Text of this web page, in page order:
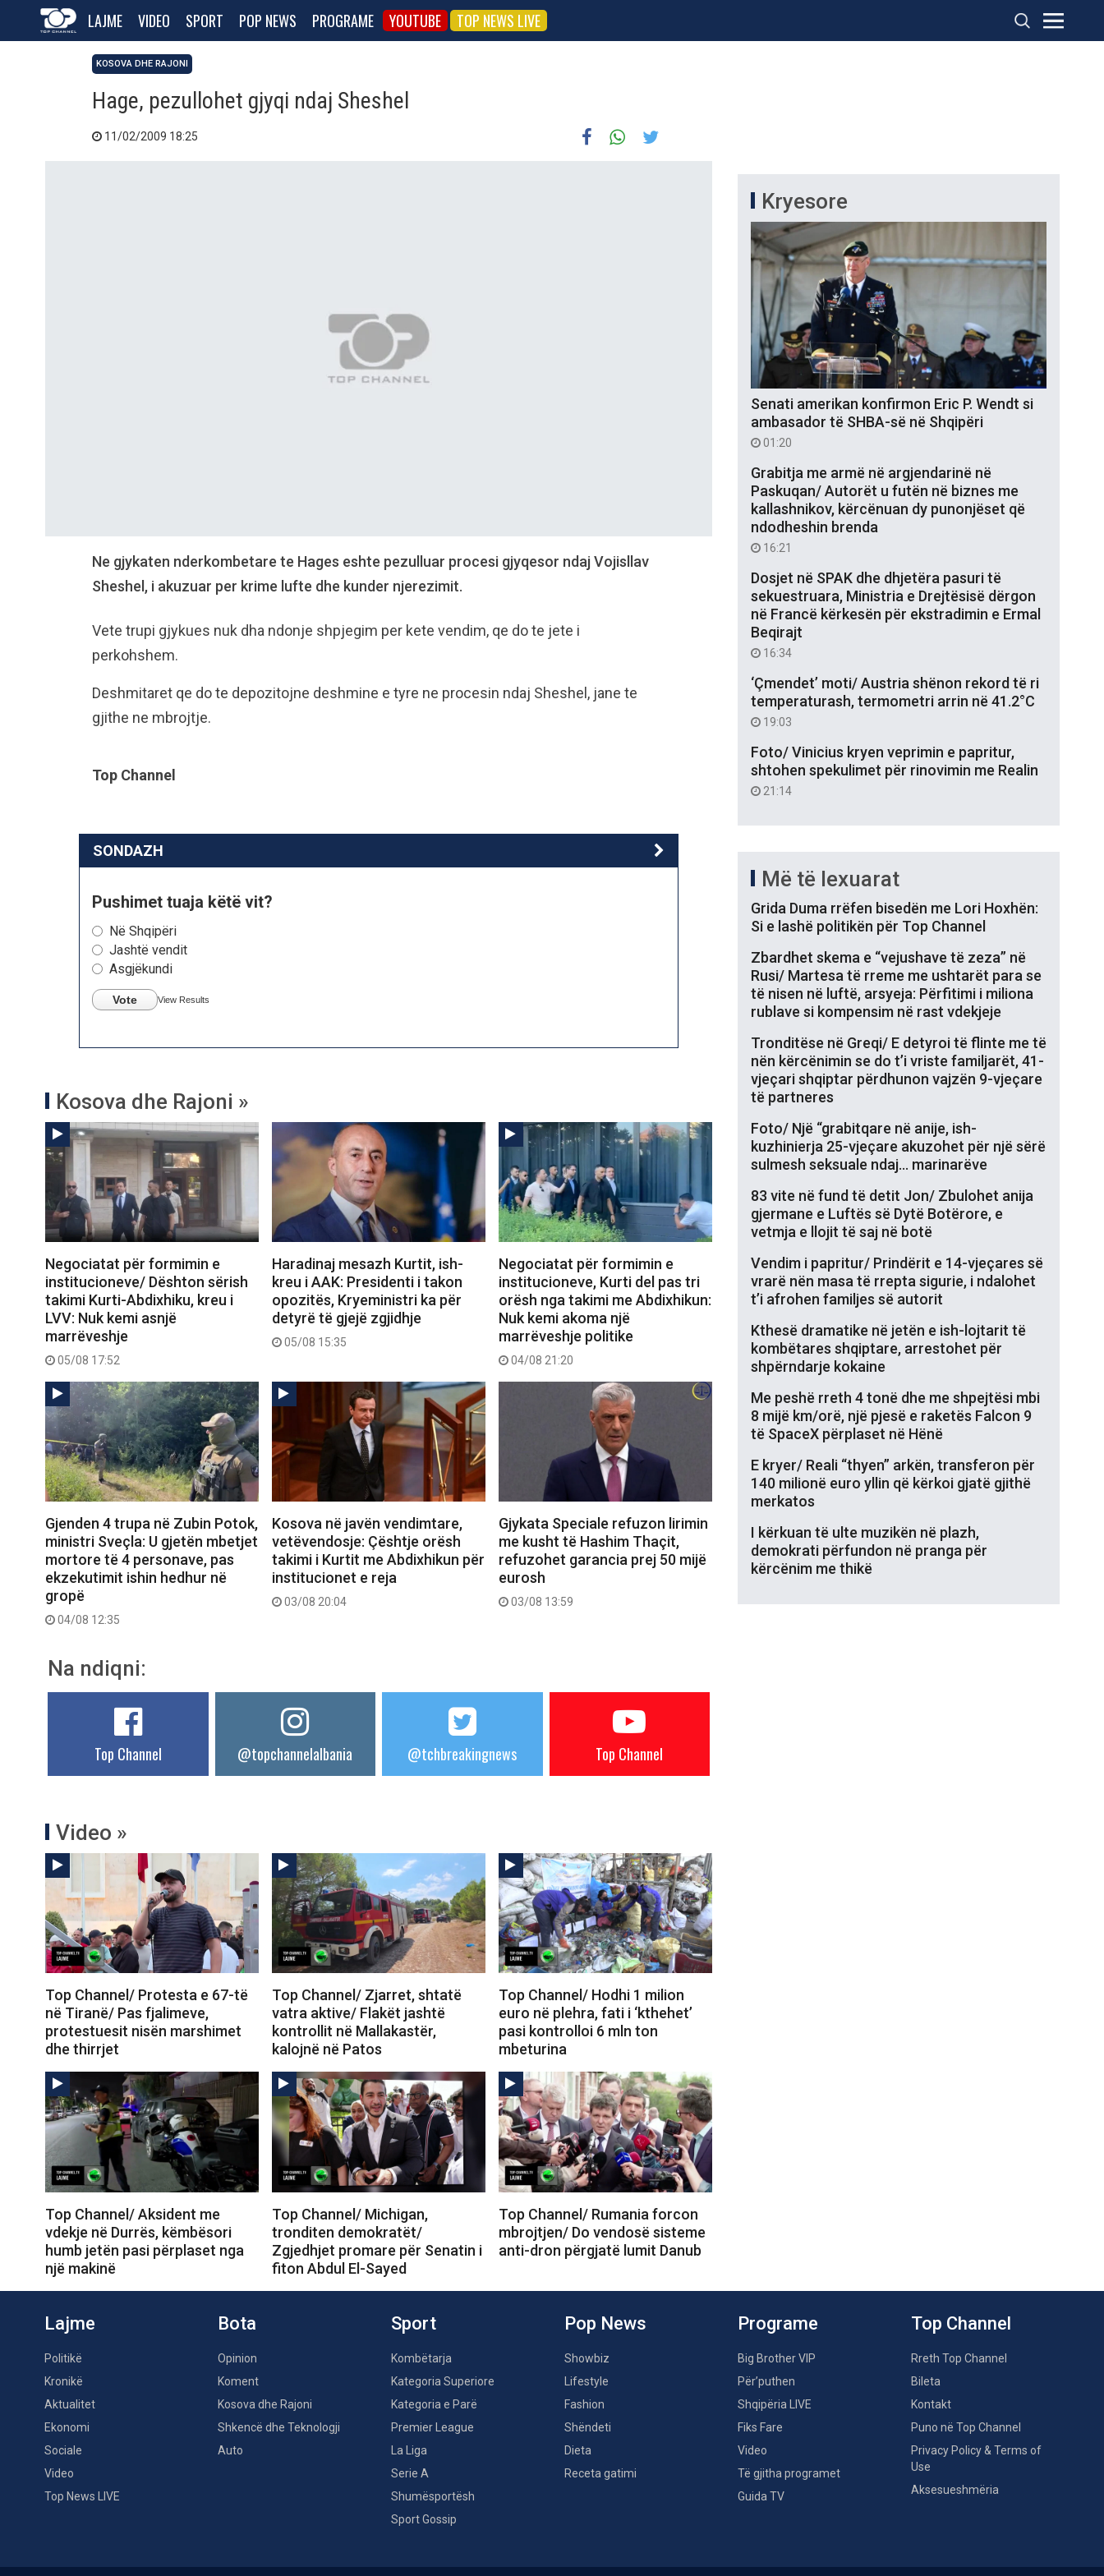
LAJME VIDEO SPORT POP NEWS PROGRAME YOUTUBE TOP NEWS LIVE
KOSOVA DHE RAJONI
Hage, pezullohet gjyqi ndaj Sheshel
11/02/2009 18:25
Ne gjykaten nderkombetare te Hages eshte pezulluar procesi gjyqesor ndaj Vojisllav
Sheshel, i akuzuar per krime lufte dhe kunder njerezimit.
Vete trupi gjykues nuk dha ndonje shpjegim per kete vendim, qe do te jete i
perkohshem.
Deshmitaret qe do te depozitojne deshmine e tyre ne procesin ndaj Sheshel, jane te
gjithe ne mbrojtje.
Top Channel
SONDAZH
Pushimet tuaja këtë vit?
Në Shqipëri
Jashtë vendit
Asgjëkundi
Vote View Results
Kosova dhe Rajoni »
Negociatat për formimin e
institucioneve/ Dështon sërish
takimi Kurti-Abdixhiku, kreu i
LVV: Nuk kemi asnjë
marrëveshje
05/08 17:52
Haradinaj mesazh Kurtit, ish-
kreu i AAK: Presidenti i takon
opozitës, Kryeministri ka për
detyrë të gjejë zgjidhje
05/08 15:35
Negociatat për formimin e
institucioneve, Kurti del pas tri
orësh nga takimi me Abdixhikun:
Nuk kemi akoma një
marrëveshje politike
04/08 21:20
Gjenden 4 trupa në Zubin Potok,
ministri Sveçla: U gjetën mbetjet
mortore të 4 personave, pas
ekzekutimit ishin hedhur në
gropë
04/08 12:35
Kosova në javën vendimtare,
vetëvendosje: Çështje orësh
takimi i Kurtit me Abdixhikun për
institucionet e reja
03/08 20:04
Gjykata Speciale refuzon lirimin
me kusht të Hashim Thaçit,
refuzohet garancia prej 50 mijë
eurosh
03/08 13:59
Na ndiqni:
Top Channel @topchannelalbania @tchbreakingnews Top Channel
Video »
Top Channel/ Protesta e 67-të
në Tiranë/ Pas fjalimeve,
protestuesit nisën marshimet
dhe thirrjet
Top Channel/ Zjarret, shtatë
vatra aktive/ Flakët jashtë
kontrollit në Mallakastër,
kalojnë në Patos
Top Channel/ Hodhi 1 milion
euro në plehra, fati i ‘kthehet’
pasi kontrolloi 6 mln ton
mbeturina
Top Channel/ Aksident me
vdekje në Durrës, këmbësori
humb jetën pasi përplaset nga
një makinë
Top Channel/ Michigan,
tronditen demokratët/
Zgjedhjet promare për Senatin i
fiton Abdul El-Sayed
Top Channel/ Rumania forcon
mbrojtjen/ Do vendosë sisteme
anti-dron përgjatë lumit Danub
Kryesore
Senati amerikan konfirmon Eric P. Wendt si
ambasador të SHBA-së në Shqipëri
01:20
Grabitja me armë në argjendarinë në
Paskuqan/ Autorët u futën në biznes me
kallashnikov, kërcënuan dy punonjëset që
ndodheshin brenda
16:21
Dosjet në SPAK dhe dhjetëra pasuri të
sekuestruara, Ministria e Drejtësisë dërgon
në Francë kërkesën për ekstradimin e Ermal
Beqirajt
16:34
‘Çmendet’ moti/ Austria shënon rekord të ri
temperaturash, termometri arrin në 41.2°C
19:03
Foto/ Vinicius kryen veprimin e papritur,
shtohen spekulimet për rinovimin me Realin
21:14
Më të lexuarat
Grida Duma rrëfen bisedën me Lori Hoxhën:
Si e lashë politikën për Top Channel
Zbardhet skema e “vejushave të zeza” në
Rusi/ Martesa të rreme me ushtarët para se
të nisen në luftë, arsyeja: Përfitimi i miliona
rublave si kompensim në rast vdekjeje
Tronditëse në Greqi/ E detyroi të flinte me të
nën kërcënimin se do t’i vriste familjarët, 41-
vjeçari shqiptar përdhunon vajzën 9-vjeçare
të partneres
Foto/ Një “grabitqare në anije, ish-
kuzhinierja 25-vjeçare akuzohet për një sërë
sulmesh seksuale ndaj… marinarëve
83 vite në fund të detit Jon/ Zbulohet anija
gjermane e Luftës së Dytë Botërore, e
vetmja e llojit të saj në botë
Vendim i papritur/ Prindërit e 14-vjeçares së
vrarë nën masa të rrepta sigurie, i ndalohet
t’i afrohen familjes së autorit
Kthesë dramatike në jetën e ish-lojtarit të
kombëtares shqiptare, arrestohet për
shpërndarje kokaine
Me peshë rreth 4 tonë dhe me shpejtësi mbi
8 mijë km/orë, një pjesë e raketës Falcon 9
të SpaceX përplaset në Hënë
E kryer/ Reali “thyen” arkën, transferon për
140 milionë euro yllin që kërkoi gjatë gjithë
merkatos
I kërkuan të ulte muzikën në plazh,
demokrati përfundon në pranga për
kërcënim me thikë
Lajme
Politikë
Kronikë
Aktualitet
Ekonomi
Sociale
Video
Top News LIVE
Bota
Opinion
Koment
Kosova dhe Rajoni
Shkencë dhe Teknologji
Auto
Sport
Kombëtarja
Kategoria Superiore
Kategoria e Parë
Premier League
La Liga
Serie A
Shumësportësh
Sport Gossip
Pop News
Showbiz
Lifestyle
Fashion
Shëndeti
Dieta
Receta gatimi
Programe
Big Brother VIP
Për’puthen
Shqipëria LIVE
Fiks Fare
Video
Të gjitha programet
Guida TV
Top Channel
Rreth Top Channel
Bileta
Kontakt
Puno në Top Channel
Privacy Policy & Terms of
Use
Aksesueshmëria